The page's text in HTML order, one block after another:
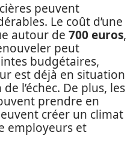
peuvent
Le coût d’une
autour de 700 euros,
peut
budgétaires,
est déjà en situation
l’échec. De plus, les
prendre en
créer un climat
employeurs et